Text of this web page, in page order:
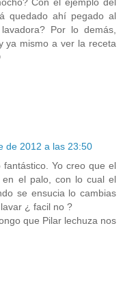
quedado ahí pegado al
Por lo demás,
ya mismo a ver la receta
de 2012 a las 23:50
Yo creo que el
en el palo, con lo cual el
se ensucia lo cambias
¿ facil no ?
que Pilar lechuza nos